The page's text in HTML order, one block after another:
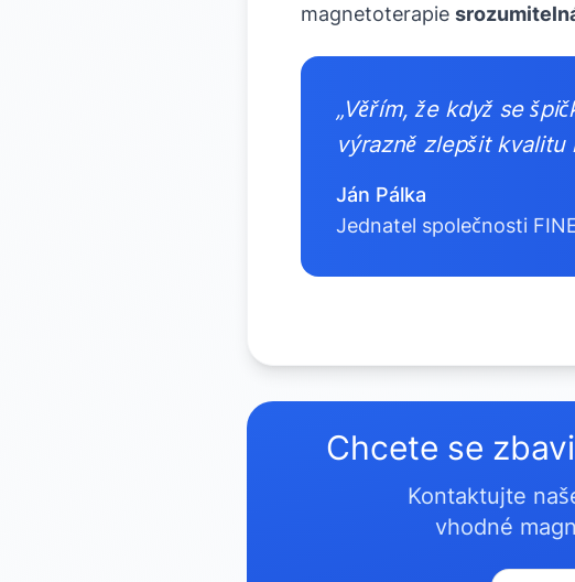
magnetoterapie
„Věřím, že když se
výrazně zlepšit kvalitu
Ján Pálka
Jednatel společnosti
Chcete se
Kontaktujte
vhodné